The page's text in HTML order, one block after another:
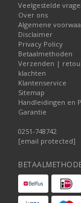
Veelgestelde
Over ons
Algemene
Disclaimer
Privacy Policy
Betaalmethoden
Verzenden |
klachten
Klantenservice
Sitemap
Handleidingen en
Garantie
0251-748742
[email protected]